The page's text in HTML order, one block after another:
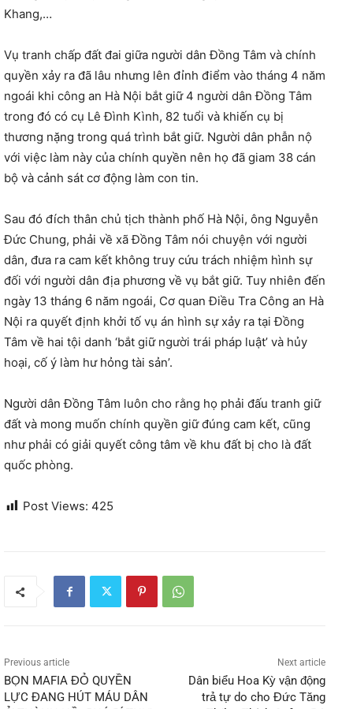
Khang,…
Vụ tranh chấp đất đai giữa người dân Đồng Tâm và chính
quyền xảy ra đã lâu nhưng lên đỉnh điểm vào tháng 4 năm
ngoái khi công an Hà Nội bắt giữ 4 người dân Đồng Tâm
trong đó có cụ Lê Đình Kình, 82 tuổi và khiến cụ bị
thương nặng trong quá trình bắt giữ. Người dân phẫn nộ
với việc làm này của chính quyền nên họ đã giam 38 cán
bộ và cảnh sát cơ động làm con tin.
Sau đó đích thân chủ tịch thành phố Hà Nội, ông Nguyễn
Đức Chung, phải về xã Đồng Tâm nói chuyện với người
dân, đưa ra cam kết không truy cứu trách nhiệm hình sự
đối với người dân địa phương về vụ bắt giữ. Tuy nhiên đến
ngày 13 tháng 6 năm ngoái, Cơ quan Điều Tra Công an Hà
Nội ra quyết định khởi tố vụ án hình sự xảy ra tại Đồng
Tâm về hai tội danh ‘bắt giữ người trái pháp luật’ và hủy
hoại, cố ý làm hư hỏng tài sản’.
Người dân Đồng Tâm luôn cho rằng họ phải đấu tranh giữ
đất và mong muốn chính quyền giữ đúng cam kết, cũng
như phải có giải quyết công tâm về khu đất bị cho là đất
quốc phòng.
Post Views: 425
Previous article
BỌN MAFIA ĐỎ QUYỀN
LỰC ĐANG HÚT MÁU DÂN
Next article
Dân biểu Hoa Kỳ vận động
trả tự do cho Đức Tăng